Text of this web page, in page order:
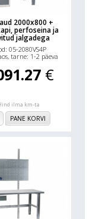
2000x800 +
perfoseina ja
jalgadega
05-2080VS4P
tarne: 1-2 päeva
€
ilma km-ta
PANE KORVI